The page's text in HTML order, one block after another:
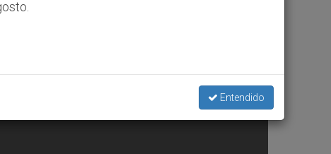
periodista italiano en Irak Entendido